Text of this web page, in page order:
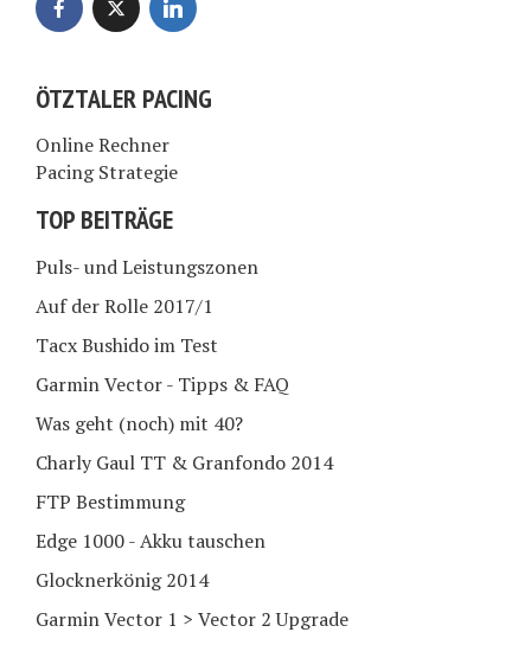
ÖTZTALER PACING
Online Rechner
Pacing Strategie
TOP BEITRÄGE
Puls- und Leistungszonen
Auf der Rolle 2017/1
Tacx Bushido im Test
Garmin Vector - Tipps & FAQ
Was geht (noch) mit 40?
Charly Gaul TT & Granfondo 2014
FTP Bestimmung
Edge 1000 - Akku tauschen
Glocknerkönig 2014
Garmin Vector 1 > Vector 2 Upgrade